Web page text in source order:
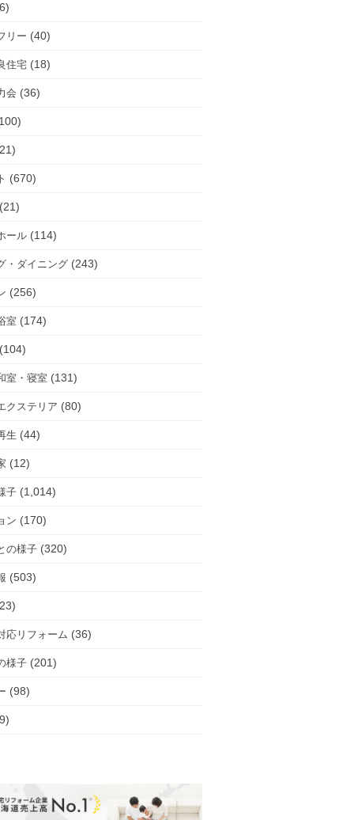
リー (40)
住宅 (18)
会 (36)
(670)
ール (114)
・ダイニング (243)
(256)
室 (174)
室・寝室 (131)
クステリア (80)
生 (44)
(12)
子 (1,014)
ン (170)
の様子 (320)
(503)
応リフォーム (36)
様子 (201)
(98)